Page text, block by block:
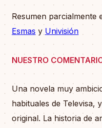
Resumen parcialmente
Esmas y Univisión
NUESTRO
Una novela muy
habituales de Televisa,
original. La historia de